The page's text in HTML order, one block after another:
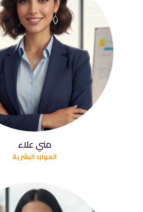
مني علاء
الموارد البشرية